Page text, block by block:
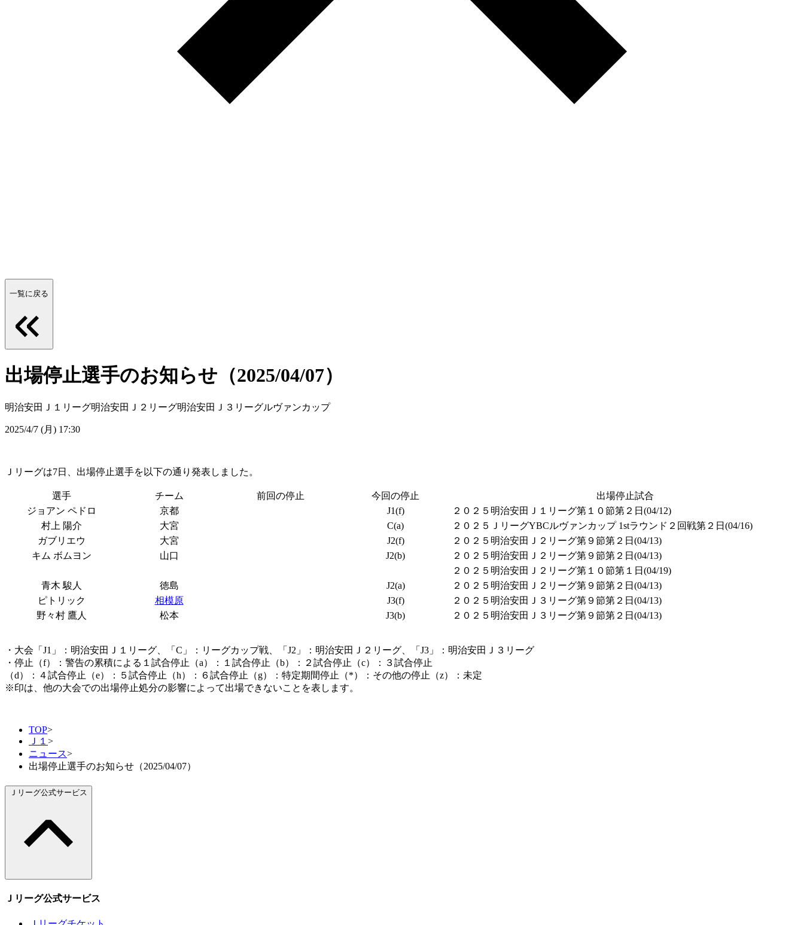
一覧に戻る
出場停止選手のお知らせ（2025/04/07）
明治安田Ｊ１リーグ明治安田Ｊ２リーグ明治安田Ｊ３リーグルヴァンカップ
2025/4/7 (月) 17:30
Ｊリーグは7日、出場停止選手を以下の通り発表しました。
選手 チーム 前回の停止 今回の停止
出場停止試合
ジョアン ペドロ
京都 J1(f)
２０２５明治安田Ｊ１リーグ第１０節第２日(04/12)
村上 陽介
大宮 C(a)
２０２５ＪリーグYBCルヴァンカップ 1stラウンド２回戦第２日(04/16)
ガブリエウ
大宮 J2(f)
２０２５明治安田Ｊ２リーグ第９節第２日(04/13)
キム ボムヨン
山口 J2(b)
２０２５明治安田Ｊ２リーグ第９節第２日(04/13)
２０２５明治安田Ｊ２リーグ第１０節第１日(04/19)
青木 駿人
徳島 J2(a)
２０２５明治安田Ｊ２リーグ第９節第２日(04/13)
ピトリック
相模原 J3(f)
２０２５明治安田Ｊ３リーグ第９節第２日(04/13)
野々村 鷹人
松本 J3(b) ２０２５明治安田Ｊ３リーグ第９節第２日(04/13)
・大会「J1」：明治安田Ｊ１リーグ、「C」：リーグカップ戦、「J2」：明治安田Ｊ２リーグ、「J3」：明治安田Ｊ３リーグ
・停止（f）：警告の累積による１試合停止（a）：１試合停止（b）：２試合停止（c）：３試合停止
（d）：４試合停止（e）：５試合停止（h）：６試合停止（g）：特定期間停止（*）：その他の停止（z）：未定
※印は、他の大会での出場停止処分の影響によって出場できないことを表します。
TOP>
Ｊ１ >
ニュース>
出場停止選手のお知らせ（2025/04/07）
Ｊリーグ公式サービス
Ｊリーグ公式サービス